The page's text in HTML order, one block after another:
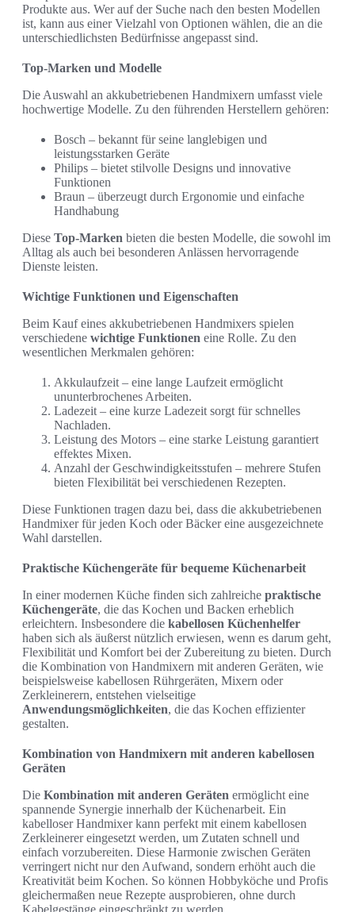
Produkte aus. Wer auf der Suche nach den besten Modellen
ist, kann aus einer Vielzahl von Optionen wählen, die an die
unterschiedlichsten Bedürfnisse angepasst sind.
Top-Marken und Modelle
Die Auswahl an akkubetriebenen Handmixern umfasst viele
hochwertige Modelle. Zu den führenden Herstellern gehören:
Bosch – bekannt für seine langlebigen und
leistungsstarken Geräte
Philips – bietet stilvolle Designs und innovative
Funktionen
Braun – überzeugt durch Ergonomie und einfache
Handhabung
Diese Top-Marken bieten die besten Modelle, die sowohl im
Alltag als auch bei besonderen Anlässen hervorragende
Dienste leisten.
Wichtige Funktionen und Eigenschaften
Beim Kauf eines akkubetriebenen Handmixers spielen
verschiedene wichtige Funktionen eine Rolle. Zu den
wesentlichen Merkmalen gehören:
Akkulaufzeit – eine lange Laufzeit ermöglicht
ununterbrochenes Arbeiten.
Ladezeit – eine kurze Ladezeit sorgt für schnelles
Nachladen.
Leistung des Motors – eine starke Leistung garantiert
effektes Mixen.
Anzahl der Geschwindigkeitsstufen – mehrere Stufen
bieten Flexibilität bei verschiedenen Rezepten.
Diese Funktionen tragen dazu bei, dass die akkubetriebenen
Handmixer für jeden Koch oder Bäcker eine ausgezeichnete
Wahl darstellen.
Praktische Küchengeräte für bequeme Küchenarbeit
In einer modernen Küche finden sich zahlreiche praktische
Küchengeräte, die das Kochen und Backen erheblich
erleichtern. Insbesondere die kabellosen Küchenhelfer
haben sich als äußerst nützlich erwiesen, wenn es darum geht,
Flexibilität und Komfort bei der Zubereitung zu bieten. Durch
die Kombination von Handmixern mit anderen Geräten, wie
beispielsweise kabellosen Rührgeräten, Mixern oder
Zerkleinerern, entstehen vielseitige
Anwendungsmöglichkeiten, die das Kochen effizienter
gestalten.
Kombination von Handmixern mit anderen kabellosen
Geräten
Die Kombination mit anderen Geräten ermöglicht eine
spannende Synergie innerhalb der Küchenarbeit. Ein
kabelloser Handmixer kann perfekt mit einem kabellosen
Zerkleinerer eingesetzt werden, um Zutaten schnell und
einfach vorzubereiten. Diese Harmonie zwischen Geräten
verringert nicht nur den Aufwand, sondern erhöht auch die
Kreativität beim Kochen. So können Hobbyköche und Profis
gleichermaßen neue Rezepte ausprobieren, ohne durch
Kabelgestänge eingeschränkt zu werden.